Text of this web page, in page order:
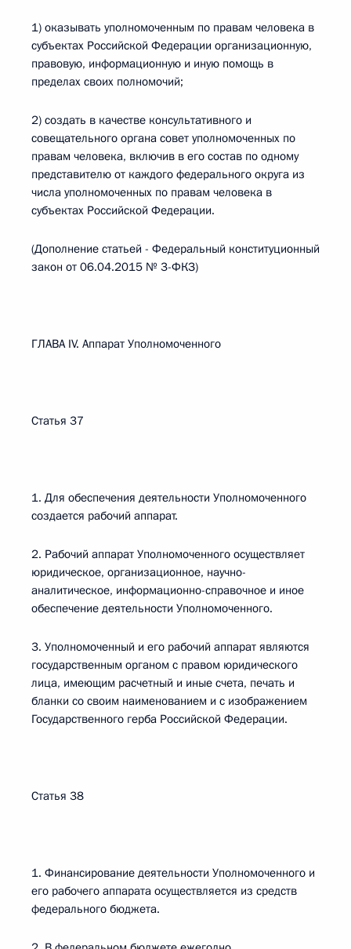
1) оказывать уполномоченным по правам человека в
субъектах Российской Федерации организационную,
правовую, информационную и иную помощь в
пределах своих полномочий;
2) создать в качестве консультативного и
совещательного органа совет уполномоченных по
правам человека, включив в его состав по одному
представителю от каждого федерального округа из
числа уполномоченных по правам человека в
субъектах Российской Федерации.
(Дополнение статьей - Федеральный конституционный
закон от 06.04.2015 № 3-ФКЗ)
ГЛАВА IV. Аппарат Уполномоченного
Статья 37
1. Для обеспечения деятельности Уполномоченного
создается рабочий аппарат.
2. Рабочий аппарат Уполномоченного осуществляет
юридическое, организационное, научно-
аналитическое, информационно-справочное и иное
обеспечение деятельности Уполномоченного.
3. Уполномоченный и его рабочий аппарат являются
государственным органом с правом юридического
лица, имеющим расчетный и иные счета, печать и
бланки со своим наименованием и с изображением
Государственного герба Российской Федерации.
Статья 38
1. Финансирование деятельности Уполномоченного и
его рабочего аппарата осуществляется из средств
федерального бюджета.